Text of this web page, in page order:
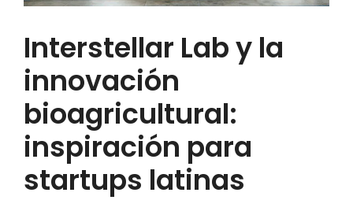
Interstellar Lab y la
innovación
bioagricultural:
inspiración para
startups latinas